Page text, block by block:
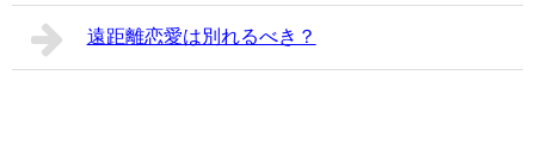
遠距離恋愛は別れるべき？